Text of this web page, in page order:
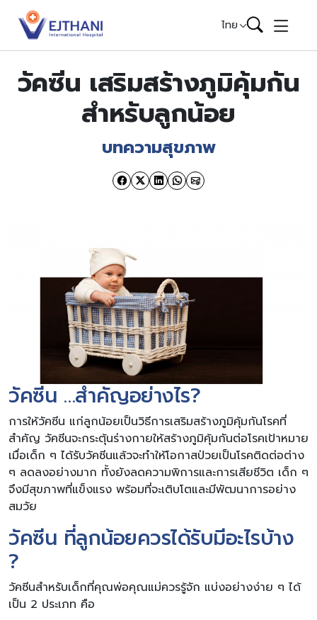
Skip to content
ไทย
วัคซีน เสริมสร้างภูมิคุ้มกัน
สำหรับลูกน้อย
บทความสุขภาพ
วัคซีน …สำคัญอย่างไร?
การให้วัคซีน แก่ลูกน้อยเป็นวิธีการเสริมสร้างภูมิคุ้มกันโรคที่
สำคัญ วัคซีนจะกระตุ้นร่างกายให้สร้างภูมิคุ้มกันต่อโรคเป้าหมาย
เมื่อเด็ก ๆ ได้รับวัคซีนแล้วจะทำให้โอกาสป่วยเป็นโรคติดต่อต่าง
ๆ ลดลงอย่างมาก ทั้งยังลดความพิการและการเสียชีวิต เด็ก ๆ
จึงมีสุขภาพที่แข็งแรง พร้อมที่จะเติบโตและมีพัฒนาการอย่าง
สมวัย
วัคซีน ที่ลูกน้อยควรได้รับมีอะไรบ้าง
?
วัคซีนสำหรับเด็กที่คุณพ่อคุณแม่ควรรู้จัก แบ่งอย่างง่าย ๆ ได้
เป็น 2 ประเภท คือ